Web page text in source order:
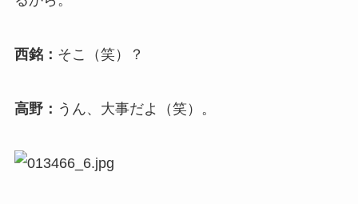
西銘： そこ（笑）？
高野： うん、大事だよ（笑）。